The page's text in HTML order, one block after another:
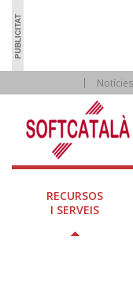
Notícies
RECURSOS
I SERVEIS